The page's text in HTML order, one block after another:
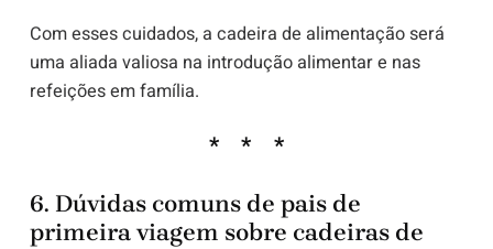
Com esses cuidados, a cadeira de alimentação será
uma aliada valiosa na introdução alimentar e nas
refeições em família.
6. Dúvidas comuns de pais de
primeira viagem sobre cadeiras de